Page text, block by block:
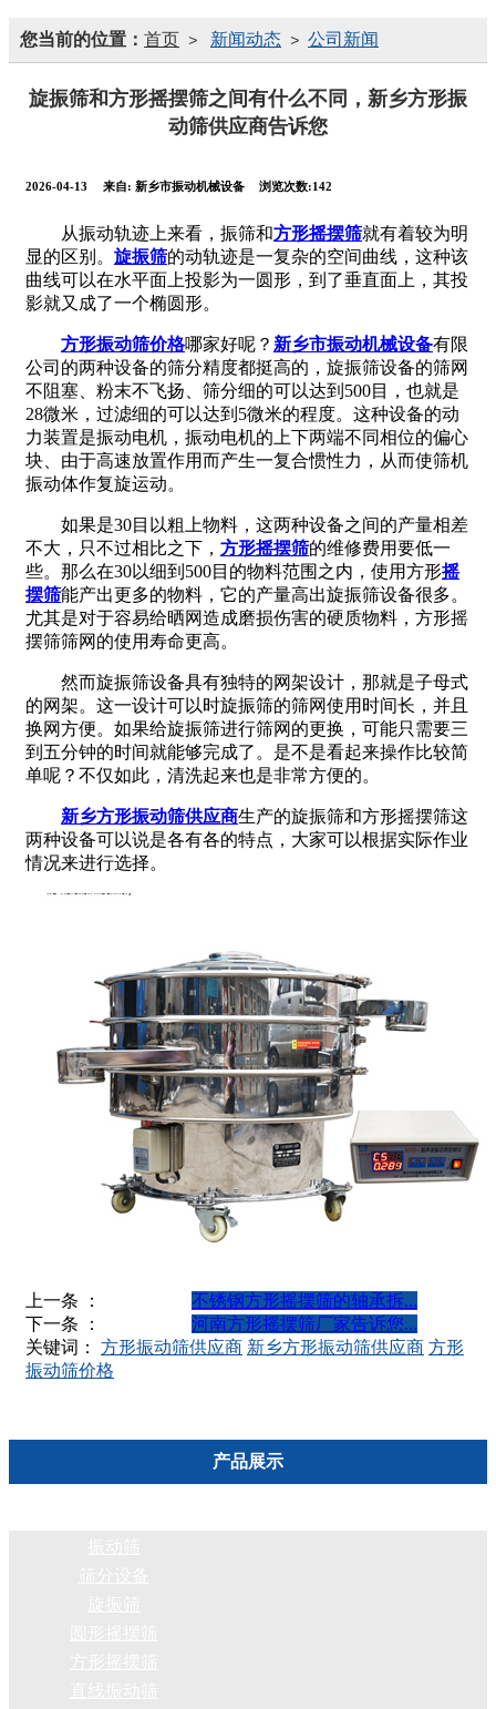
您当前的位置： 首页 > 新闻动态 > 公司新闻
旋振筛和方形摇摆筛之间有什么不同，新乡方形振
动筛供应商告诉您
2026-04-13 来自: 新乡市振动机械设备 浏览次数:142
从振动轨迹上来看，振筛和方形摇摆筛就有着较为明
显的区别。 旋振筛的动轨迹是一复杂的空间曲线，这种该
曲线可以在水平面上投影为一圆形，到了垂直面上，其投
影就又成了一个椭圆形。
方形振动筛价格哪家好呢？ 新乡市振动机械设备有限
公司的两种设备的筛分精度都挺高的，旋振筛设备的筛网
不阻塞、粉末不飞扬、筛分细的可以达到500目，也就是
28微米，过滤细的可以达到5微米的程度。这种设备的动
力装置是振动电机，振动电机的上下两端不同相位的偏心
块、由于高速放置作用而产生一复合惯性力，从而使筛机
振动体作复旋运动。
如果是30目以粗上物料，这两种设备之间的产量相差
不大，只不过相比之下， 方形摇摆筛的维修费用要低一
些。那么在30以细到500目的物料范围之内，使用方形摇
摆筛能产出更多的物料，它的产量高出旋振筛设备很多。
尤其是对于容易给晒网造成磨损伤害的硬质物料，方形摇
摆筛筛网的使用寿命更高。
然而旋振筛设备具有独特的网架设计，那就是子母式
的网架。这一设计可以时旋振筛的筛网使用时间长，并且
换网方便。如果给旋振筛进行筛网的更换，可能只需要三
到五分钟的时间就能够完成了。是不是看起来操作比较简
单呢？不仅如此，清洗起来也是非常方便的。
新乡方形振动筛供应商生产的旋振筛和方形摇摆筛这
两种设备可以说是各有各的特点，大家可以根据实际作业
情况来进行选择。
上一条 ：
不锈钢方形摇摆筛的轴承拆...
下一条 ：
河南方形摇摆筛厂家告诉您...
关键词： 方形振动筛供应商 新乡方形振动筛供应商 方形
振动筛价格
产品展示